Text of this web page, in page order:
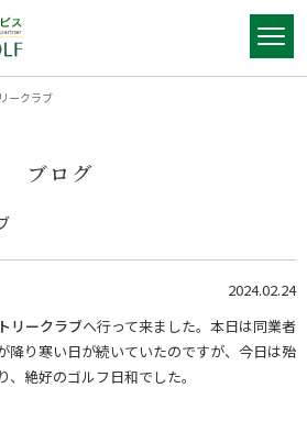
ークラブ
ブログ
2024.02.24
リークラブへ行って来ました。本日は同業者
降り寒い日が続いていたのですが、今日は殆
絶好のゴルフ日和でした。